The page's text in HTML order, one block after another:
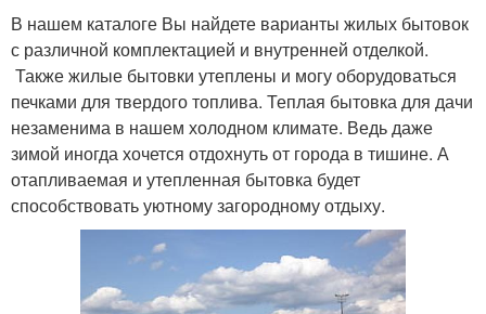
В нашем каталоге Вы найдете варианты жилых бытовок
с различной комплектацией и внутренней отделкой.
Также жилые бытовки утеплены и могу оборудоваться
печками для твердого топлива. Теплая бытовка для дачи
незаменима в нашем холодном климате. Ведь даже
зимой иногда хочется отдохнуть от города в тишине. А
отапливаемая и утепленная бытовка будет
способствовать уютному загородному отдыху.